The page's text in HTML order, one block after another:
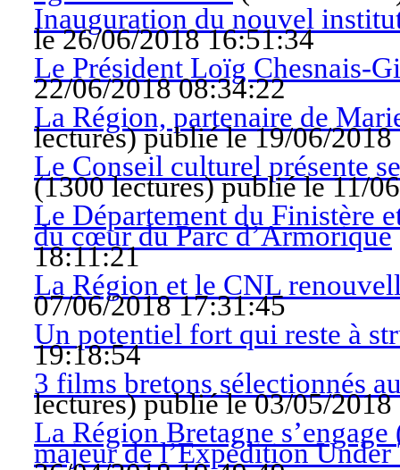
Inauguration du nouvel
le 26/06/2018 16:51:34
Le Président Loïg Chesnais-
22/06/2018 08:34:22
La Région, partenaire de
lectures)publié le 19/06/2018
Le Conseil culturel présente
(1300 lectures)publié le 11/
Le Département du Finistère
du cœur du Parc d’Armorique
18:11:21
La Région et le CNL
07/06/2018 17:31:45
Un potentiel fort qui reste à
19:18:54
3 films bretons sélectionnés
lectures)publié le 03/05/2018
La Région Bretagne
majeur de l’Expédition